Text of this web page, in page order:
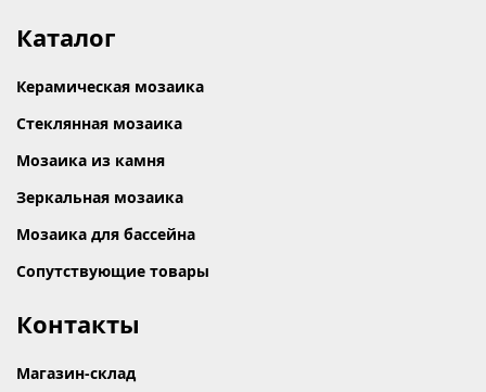
Каталог
Керамическая мозаика
Стеклянная мозаика
Мозаика из камня
Зеркальная мозаика
Мозаика для бассейна
Сопутствующие товары
Контакты
Магазин-склад